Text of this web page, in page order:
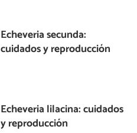
Echeveria secunda:
cuidados y reproducción
Echeveria lilacina: cuidados
y reproducción